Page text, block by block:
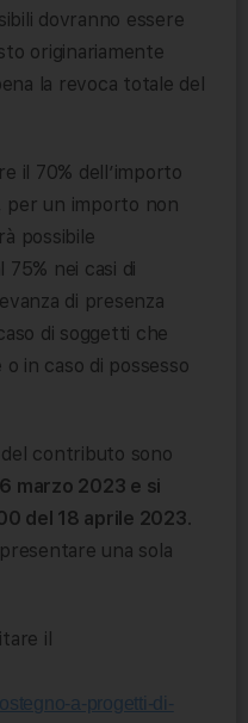
dovranno essere
originariamente
la revoca totale del
il 70% dell’importo
per un importo non
possibile
nei casi di
di presenza
di soggetti che
in caso di possesso
contributo sono
marzo 2023 e si
del 18 aprile 2023.
una sola
il
a-progetti-di-